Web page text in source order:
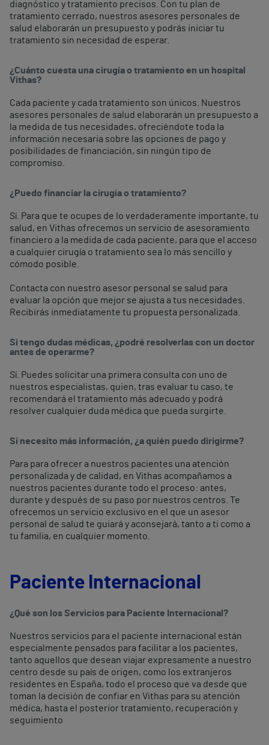
diagnóstico y tratamiento precisos. Con tu plan de
tratamiento cerrado, nuestros asesores personales de
salud elaborarán un presupuesto y podrás iniciar tu
tratamiento sin necesidad de esperar.
¿Cuánto cuesta una cirugía o tratamiento en un hospital
Vithas?
Cada paciente y cada tratamiento son únicos. Nuestros
asesores personales de salud elaborarán un presupuesto a
la medida de tus necesidades, ofreciéndote toda la
información necesaria sobre las opciones de pago y
posibilidades de financiación, sin ningún tipo de
compromiso.
¿Puedo financiar la cirugía o tratamiento?
Sí. Para que te ocupes de lo verdaderamente importante, tu
salud, en Vithas ofrecemos un servicio de asesoramiento
financiero a la medida de cada paciente, para que el acceso
a cualquier cirugía o tratamiento sea lo más sencillo y
cómodo posible.
Contacta con nuestro asesor personal se salud para
evaluar la opción que mejor se ajusta a tus necesidades.
Recibirás inmediatamente tu propuesta personalizada.
Si tengo dudas médicas, ¿podré resolverlas con un doctor
antes de operarme?
Sí. Puedes solicitar una primera consulta con uno de
nuestros especialistas, quien, tras evaluar tu caso, te
recomendará el tratamiento más adecuado y podrá
resolver cualquier duda médica que pueda surgirte.
Si necesito más información, ¿a quién puedo dirigirme?
Para para ofrecer a nuestros pacientes una atención
personalizada y de calidad, en Vithas acompañamos a
nuestros pacientes durante todo el proceso: antes,
durante y después de su paso por nuestros centros. Te
ofrecemos un servicio exclusivo en el que un asesor
personal de salud te guiará y aconsejará, tanto a ti como a
tu familia, en cualquier momento.
Paciente Internacional
¿Qué son los Servicios para Paciente Internacional?
Nuestros servicios para el paciente internacional están
especialmente pensados para facilitar a los pacientes,
tanto aquellos que desean viajar expresamente a nuestro
centro desde su país de origen, como los extranjeros
residentes en España, todo el proceso que va desde que
toman la decisión de confiar en Vithas para su atención
médica, hasta el posterior tratamiento, recuperación y
seguimiento